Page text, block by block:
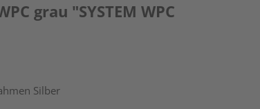
grau "SYSTEM WPC
Silber